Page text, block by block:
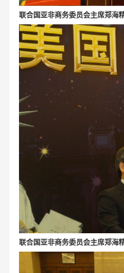
联合国亚非商务委员会主席郑海
联合国亚非商务委员会主席郑海